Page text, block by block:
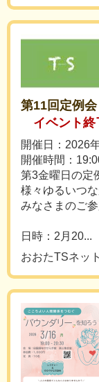
第11回定例会
イベント終
開催日：2026
開催時間：
第3金曜日の定
様々ゆるいつ
みなさまのご
日時：2月20...
おおたTSネット